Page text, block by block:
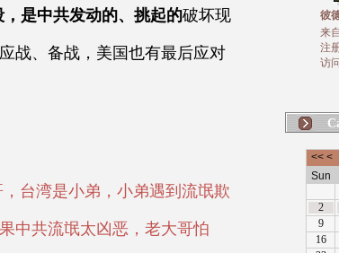
是中共发动的、挑起的破坏现
战、备战，美国也有最后应对
台湾是小弟，小弟遇到流氓欺
中共流氓太凶恶，老大哥怕
彼
来
注
访